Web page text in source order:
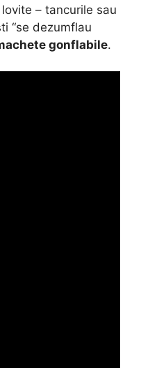
– tancurile sau
“se dezumflau
gonflabile.